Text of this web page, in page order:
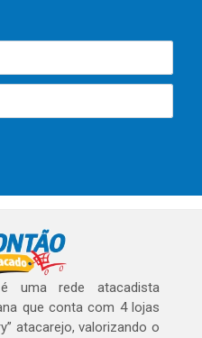
uma rede atacadista
que conta com 4 lojas
atacarejo, valorizando o